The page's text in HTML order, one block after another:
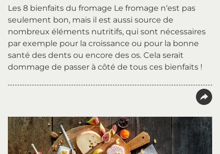
Les 8 bienfaits du fromage Le fromage n‘est pas
seulement bon, mais il est aussi source de
nombreux éléments nutritifs, qui sont nécessaires
par exemple pour la croissance ou pour la bonne
santé des dents ou encore des os. Cela serait
dommage de passer à côté de tous ces bienfaits !